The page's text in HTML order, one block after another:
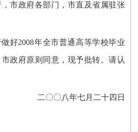
市政府各部门，市直及省属驻张
好2008年全市普通高等学校毕业
政府原则同意，现予批转。请认
二〇〇八年七月二十四日